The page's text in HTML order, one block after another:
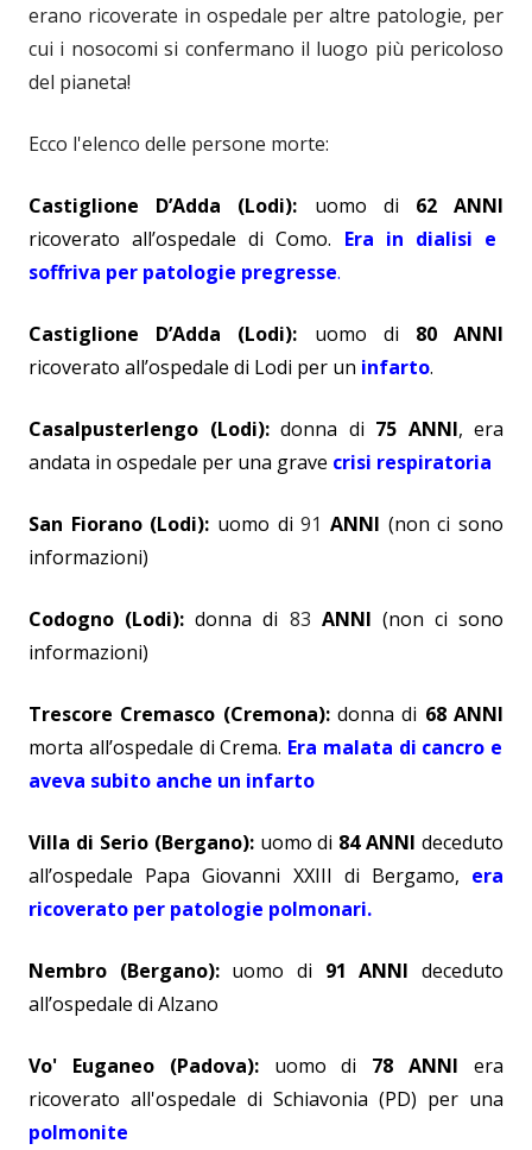
erano ricoverate in ospedale per altre patologie, per
cui i nosocomi si confermano il luogo più pericoloso
del pianeta!
Ecco l'elenco delle persone morte:
Castiglione D’Adda (Lodi): uomo di 62 ANNI
ricoverato all’ospedale di Como. Era in dialisi e
soffriva per patologie pregresse.
Castiglione D’Adda (Lodi): uomo di 80 ANNI
ricoverato all’ospedale di Lodi per un infarto.
Casalpusterlengo (Lodi): donna di 75 ANNI, era
andata in ospedale per una grave crisi respiratoria
San Fiorano (Lodi): uomo di 91 ANNI (non ci sono
informazioni)
Codogno (Lodi):donna di 83 ANNI (non ci sono
informazioni)
Trescore Cremasco (Cremona):donna di 68 ANNI
morta all’ospedale di Crema. Era malata di cancro e
aveva subito anche un infarto
Villa di Serio (Bergano):uomo di 84 ANNI deceduto
all’ospedale Papa Giovanni XXIII di Bergamo, era
ricoverato per patologie polmonari.
Nembro (Bergano):uomo di 91 ANNI deceduto
all’ospedale di Alzano
Vo' Euganeo (Padova):uomo di 78 ANNI era
ricoverato all'ospedale di Schiavonia (PD) per una
polmonite